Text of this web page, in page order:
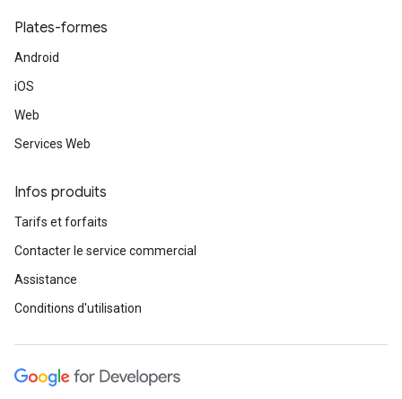
Plates-formes
Android
iOS
Web
Services Web
Infos produits
Tarifs et forfaits
Contacter le service commercial
Assistance
Conditions d'utilisation